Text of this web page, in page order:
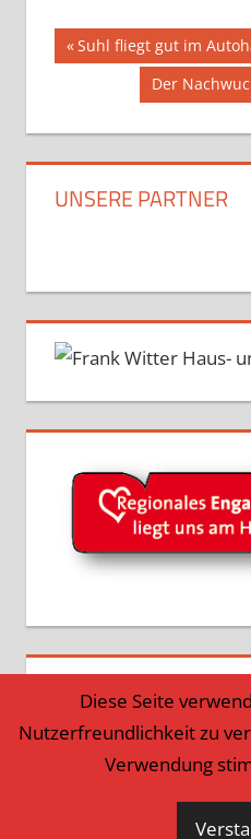
Vorheriger
Beitrag:
Suhl fliegt gut im
Nächster
Beitrag:
Der
UNSERE PARTNER
Diese Seite
Nutzerfreundlichkeit zu
Verwendung